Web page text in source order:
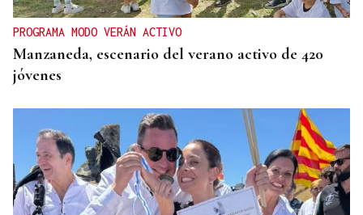
PROGRAMA MODO VERÁN ACTIVO
Manzaneda, escenario del verano activo de 420
jóvenes